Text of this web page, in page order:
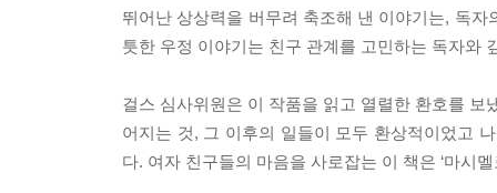
뛰어난 상상력을 버무려 축조해 낸 이야기는, 독
틋한 우정 이야기는 친구 관계를 고민하는 독자와
걸스 심사위원은 이 작품을 읽고 열렬한 환호를
어지는 것, 그 이후의 일들이 모두 환상적이었고
다. 여자 친구들의 마음을 사로잡는 이 책은 ‘마시